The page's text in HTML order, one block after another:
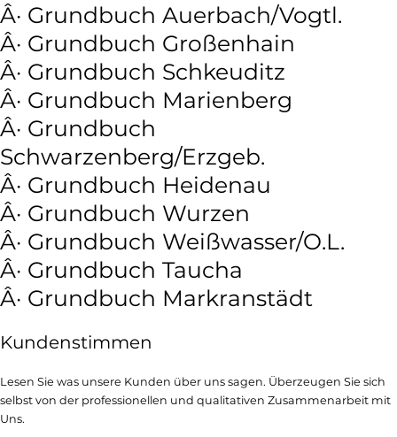
Â· Grundbuch Auerbach/Vogtl.
Â· Grundbuch Großenhain
Â· Grundbuch Schkeuditz
Â· Grundbuch Marienberg
Â· Grundbuch
Schwarzenberg/Erzgeb.
Â· Grundbuch Heidenau
Â· Grundbuch Wurzen
Â· Grundbuch Weißwasser/O.L.
Â· Grundbuch Taucha
Â· Grundbuch Markranstädt
Kundenstimmen
Lesen Sie was unsere Kunden über uns sagen. Überzeugen Sie sich
selbst von der professionellen und qualitativen Zusammenarbeit mit
Uns.